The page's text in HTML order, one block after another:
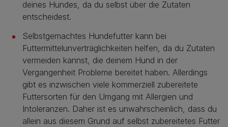
deines Hundes, da du selbst über die Zutaten
entscheidest.
Selbstgemachtes Hundefutter kann bei
Futtermittelunverträglichkeiten helfen, da du Zutaten
vermeiden kannst, die deinem Hund in der
Vergangenheit Probleme bereitet haben. Allerdings
gibt es inzwischen viele kommerziell zubereitete
Futtersorten für den Umgang mit Allergien und
Intoleranzen. Daher ist es unwahrscheinlich, dass du
allein aus diesem Grund auf selbst zubereitetes Futter